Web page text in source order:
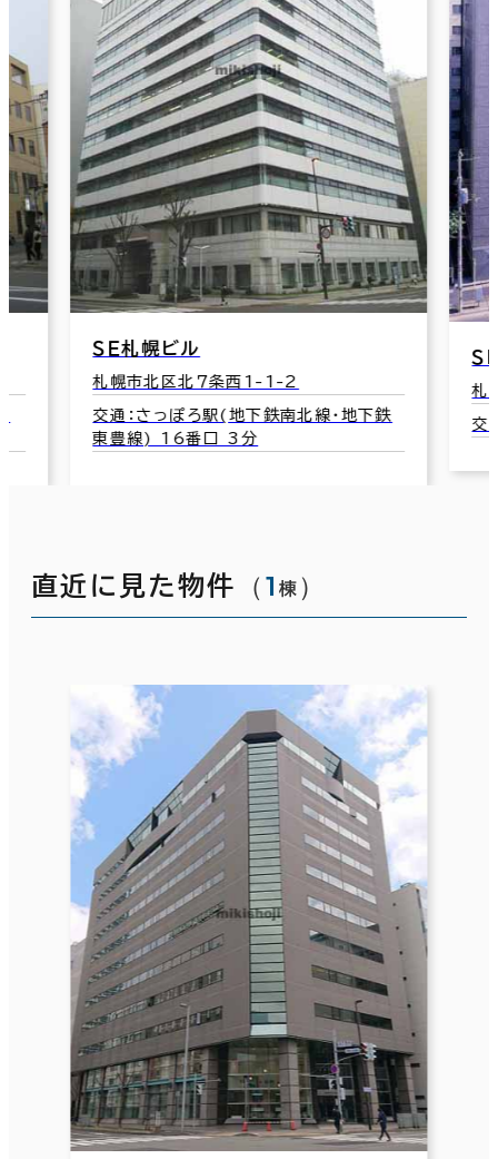
ＳＥ札幌ビル
札幌市北区北７条西1-1-2
交通：さっぽろ駅(地下鉄南北線･地下鉄
東豊線) 16番口 3分
Ｓ
札
交
直近に見た物件 （1 棟 ）